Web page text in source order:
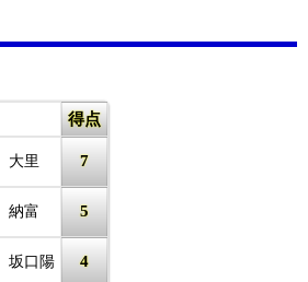
得点
大里 7
納富 5
坂口陽 4